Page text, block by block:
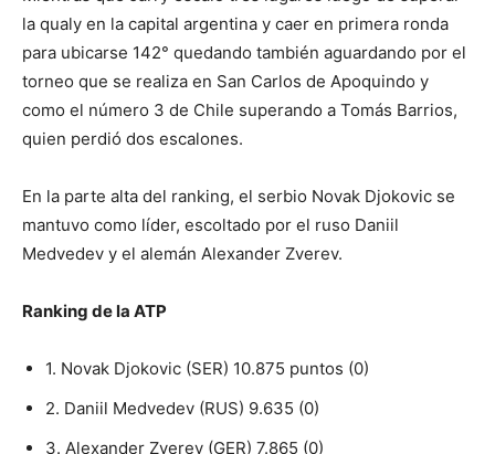
la qualy en la capital argentina y caer en primera ronda
para ubicarse 142° quedando también aguardando por el
torneo que se realiza en San Carlos de Apoquindo y
como el número 3 de Chile superando a Tomás Barrios,
quien perdió dos escalones.
En la parte alta del ranking, el serbio Novak Djokovic se
mantuvo como líder, escoltado por el ruso Daniil
Medvedev y el alemán Alexander Zverev.
Ranking de la ATP
1. Novak Djokovic (SER) 10.875 puntos (0)
2. Daniil Medvedev (RUS) 9.635 (0)
3. Alexander Zverev (GER) 7.865 (0)